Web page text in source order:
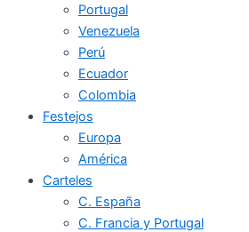
Portugal
Venezuela
Perú
Ecuador
Colombia
Festejos
Europa
América
Carteles
C. España
C. Francia y Portugal